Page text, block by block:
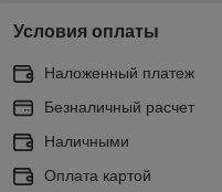
Условия оплаты
Наложенный платеж
Безналичный расчет
Наличными
Оплата картой